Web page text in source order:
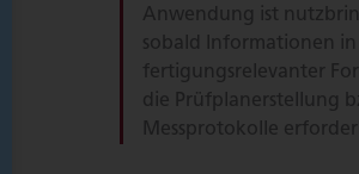
Anwendung ist
sobald Informationen in
fertigungsrelevanter
die Prüfplanerstellung
Messprotokolle